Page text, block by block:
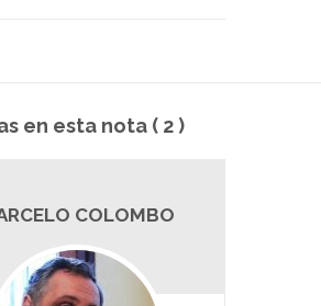
en esta nota ( 2 )
COLOMBO